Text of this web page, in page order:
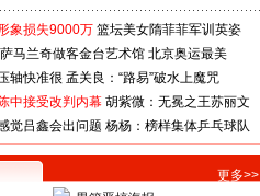
象损失9000万 篮坛美女隋菲菲军训英姿
马兰奇做客金台艺术馆 北京奥运最美
轴快准很 孟关良：“路易”破水上魔咒
中接受改判内幕 胡紫微：无冕之王苏丽文
觉吕鑫会出问题 杨杨：榜样集体乒乓球队
更多>>